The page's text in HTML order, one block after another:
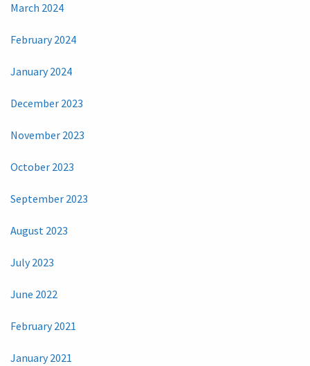
March 2024
February 2024
January 2024
December 2023
November 2023
October 2023
September 2023
August 2023
July 2023
June 2022
February 2021
January 2021